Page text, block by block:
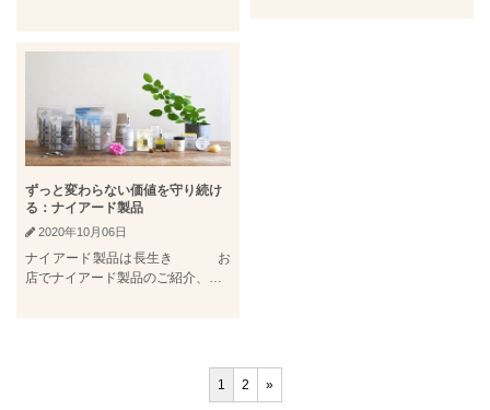
ずっと変わらない価値を守り続け
る：ナイアード製品
2020年10月06日
ナイアード製品は長生き お
店でナイアード製品のご紹介、…
1 2 »